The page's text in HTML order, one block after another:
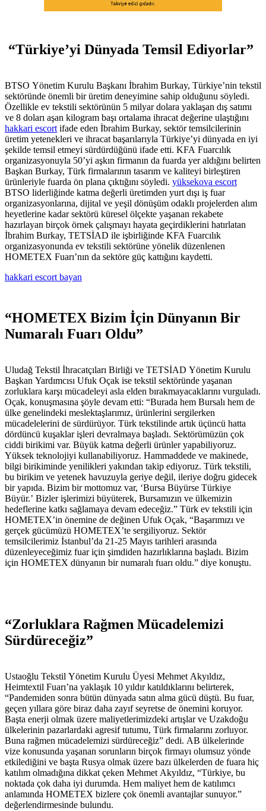
“Türkiye’yi Dünyada Temsil Ediyorlar”
BTSO Yönetim Kurulu Başkanı İbrahim Burkay, Türkiye’nin tekstil
sektöründe önemli bir üretim deneyimine sahip olduğunu söyledi.
Özellikle ev tekstili sektörünün 5 milyar dolara yaklaşan dış satımı
ve 8 doları aşan kilogram başı ortalama ihracat değerine ulaştığını
hakkari escort
üretim yetenekleri ve ihracat başarılarıyla Türkiye’yi dünyada en iyi
şekilde temsil etmeyi sürdürdüğünü ifade etti. KFA Fuarcılık
organizasyonuyla 50’yi aşkın firmanın da fuarda yer aldığını belirten
Başkan Burkay, Türk firmalarının tasarım ve kaliteyi birleştiren
ürünleriyle fuarda ön plana çıktığını söyledi. yüksekova escort
BTSO liderliğinde katma değerli üretimden yurt dışı iş fuar
organizasyonlarına, dijital ve yeşil dönüşüm odaklı projelerden alım
heyetlerine kadar sektörü küresel ölçekte yaşanan rekabete
hazırlayan birçok örnek çalışmayı hayata geçirdiklerini hatırlatan
İbrahim Burkay, TETSİAD ile işbirliğinde KFA Fuarcılık
organizasyonunda ev tekstili sektörüne yönelik düzenlenen
HOMETEX Fuarı’nın da sektöre güç kattığını kaydetti.
hakkari escort bayan
“HOMETEX Bizim İçin Dünyanın Bir
Numaralı Fuarı Oldu”
Uludağ Tekstil İhracatçıları Birliği ve TETSİAD Yönetim Kurulu
Başkan Yardımcısı Ufuk Oçak ise tekstil sektöründe yaşanan
zorluklara karşı mücadeleyi asla elden bırakmayacaklarını vurguladı.
Oçak, konuşmasına şöyle devam etti: “Burada hem Bursalı hem de
ülke genelindeki meslektaşlarımız, ürünlerini sergilerken
mücadelelerini de sürdürüyor. Türk tekstilinde artık üçüncü hatta
dördüncü kuşaklar işleri devralmaya başladı. Sektörümüzün çok
ciddi birikimi var. Büyük katma değerli ürünler yapabiliyoruz.
Yüksek teknolojiyi kullanabiliyoruz. Hammaddede ve makinede,
bilgi birikiminde yenilikleri yakından takip ediyoruz. Türk tekstili,
bu birikim ve yetenek havuzuyla geriye değil, ileriye doğru gidecek
bir yapıda. Bizim bir mottomuz var, ‘Bursa Büyürse Türkiye
Büyür.’ Bizler işlerimizi büyüterek, Bursamızın ve ülkemizin
hedeflerine katkı sağlamaya devam edeceğiz.” Türk ev tekstili için
HOMETEX’in önemine de değinen Ufuk Oçak, “Başarımızı ve
gerçek gücümüzü HOMETEX’te sergiliyoruz. Sektör
temsilcilerimiz İstanbul’da 21-25 Mayıs tarihleri arasında
düzenleyeceğimiz fuar için şimdiden hazırlıklarına başladı. Bizim
için HOMETEX dünyanın bir numaralı fuarı oldu.” diye konuştu.
“Zorluklara Rağmen Mücadelemizi
Sürdüreceğiz”
Ustaoğlu Tekstil Yönetim Kurulu Üyesi Mehmet Akyıldız,
Heimtextil Fuarı’na yaklaşık 10 yıldır katıldıklarını belirterek,
“Pandemiden sonra bütün dünyada satın alma gücü düştü. Bu fuar,
geçen yıllara göre biraz daha zayıf seyretse de önemini koruyor.
Başta enerji olmak üzere maliyetlerimizdeki artışlar ve Uzakdoğu
ülkelerinin pazarlardaki agresif tutumu, Türk firmalarını zorluyor.
Buna rağmen mücadelemizi sürdüreceğiz” dedi. AB ülkelerinde
vize konusunda yaşanan sorunların birçok firmayı olumsuz yönde
etkilediğini ve başta Rusya olmak üzere bazı ülkelerden de fuara hiç
katılım olmadığına dikkat çeken Mehmet Akyıldız, “Türkiye, bu
noktada çok daha iyi durumda. Hem maliyet hem de katılımcı
anlamında HOMETEX bizlere çok önemli avantajlar sunuyor.”
değerlendirmesinde bulundu.